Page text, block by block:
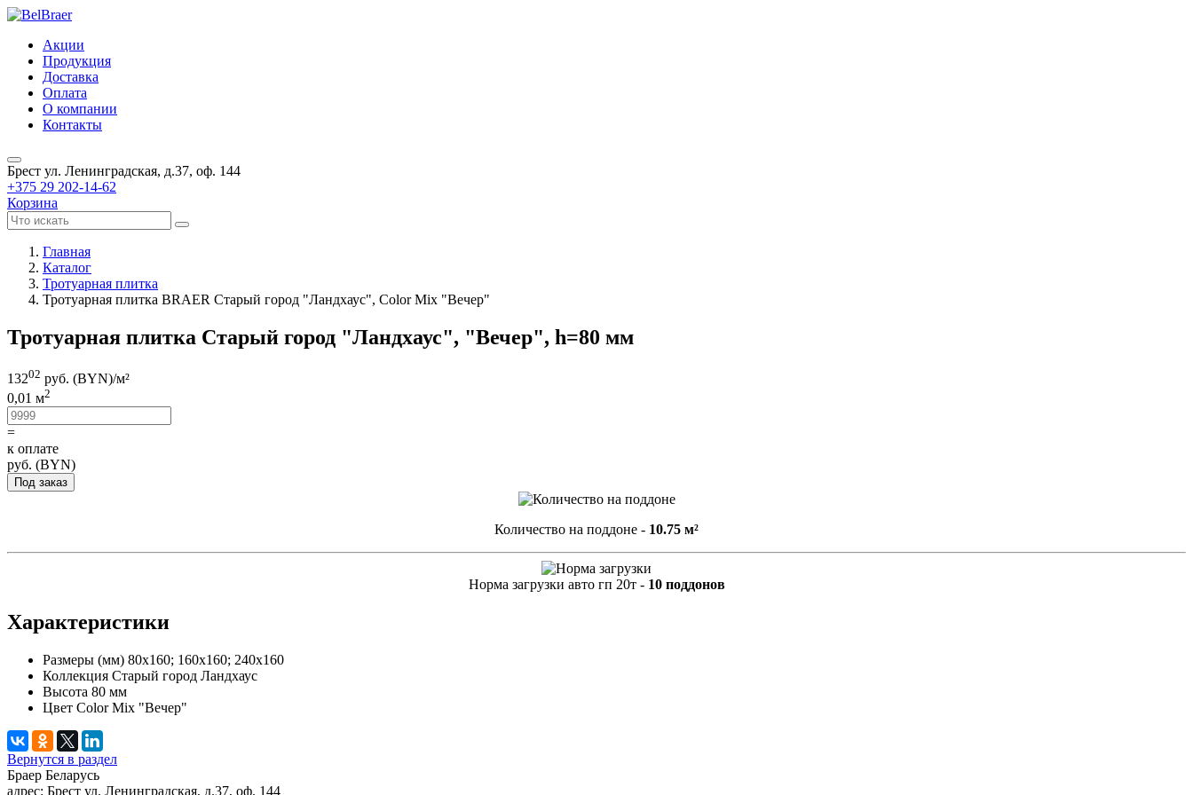
Акции
Продукция
Доставка
Оплата
О компании
Контакты
Брест ул. Ленинградская, д.37, оф. 144
+375 29 202-14-62
Корзина
Главная
Каталог
Тротуарная плитка
Тротуарная плитка BRAER Старый город "Ландхаус", Color Mix "Вечер"
Тротуарная плитка Старый город "Ландхаус", "Вечер", h=80 мм
13202 руб. (BYN)/м²
0,01 м2
=
к оплате
руб. (BYN)
Под заказ
Количество на поддоне - 10.75 м²
Норма загрузки авто гп 20т - 10 поддонов
Характеристики
Размеры (мм) 80х160; 160х160; 240х160
Коллекция Старый город Ландхаус
Высота 80 мм
Цвет Color Mix "Вечер"
Вернутся в раздел
Браер Беларусь
адрес: Брест ул. Ленинградская, д.37, оф. 144